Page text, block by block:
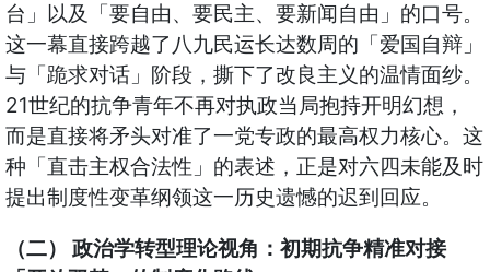
台」以及「要自由、要民主、要新闻自由」的口号。
这一幕直接跨越了八九民运长达数周的「爱国自辩」
与「跪求对话」阶段，撕下了改良主义的温情面纱。
21世纪的抗争青年不再对执政当局抱持开明幻想，
而是直接将矛头对准了一党专政的最高权力核心。这
种「直击主权合法性」的表述，正是对六四未能及时
提出制度性变革纲领这一历史遗憾的迟到回应。
（二） 政治学转型理论视角：初期抗争精准对接